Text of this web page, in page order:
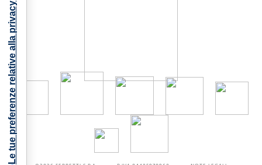
Le tue preferenze relative alla privacy